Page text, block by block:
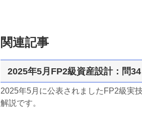
関連記事
2025年5月FP2級資産設計：問
2025年5月に公表されましたFP2級実
解説です。